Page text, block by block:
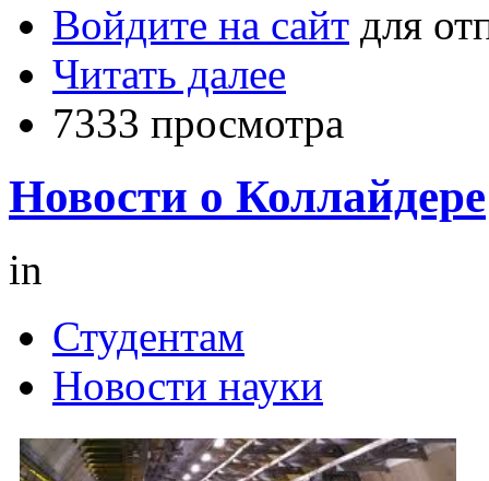
Войдите на сайт для
Читать далее
7333 просмотра
Новости о Коллайдере
in
Студентам
Новости науки